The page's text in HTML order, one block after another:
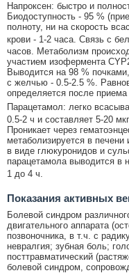
Напроксен: быстро и
Биодоступность - 95 %
полноту, ни на скорость
крови - 1-2 часа. Связь с
часов. Метаболизм
участием изофермента
Выводится на 98 %
с желчью - 0.5-2.5 %.
определяется после
Парацетамол: легко
0.5-2 ч и составляет 5-20
Проникает через
метаболизируется в
в виде глюкуронидов и
парацетамола выводится в
1 до 4 ч.
Показания активных
Болевой синдром
двигательного аппарата
позвоночника, в т.ч. с
невралгия; зубная боль;
посттравматический
болевой синдром,